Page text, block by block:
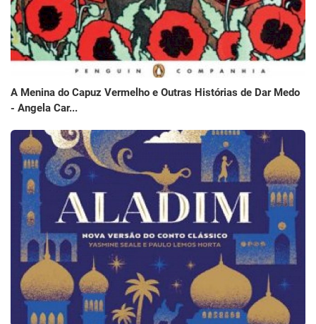
A Menina do Capuz Vermelho e Outras Histórias de Dar Medo
- Angela Car...